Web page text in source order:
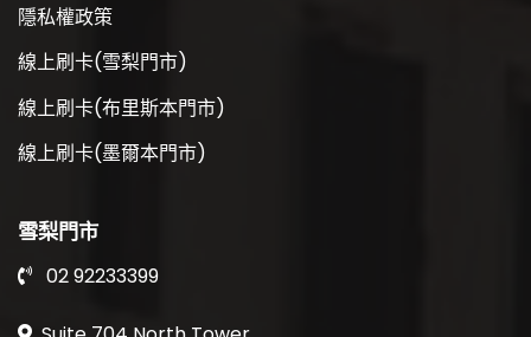
隱私權政策
線上刷卡(雪梨門市)
線上刷卡(布里斯本門市)
線上刷卡(墨爾本門市)
雪梨門市
02 92233399